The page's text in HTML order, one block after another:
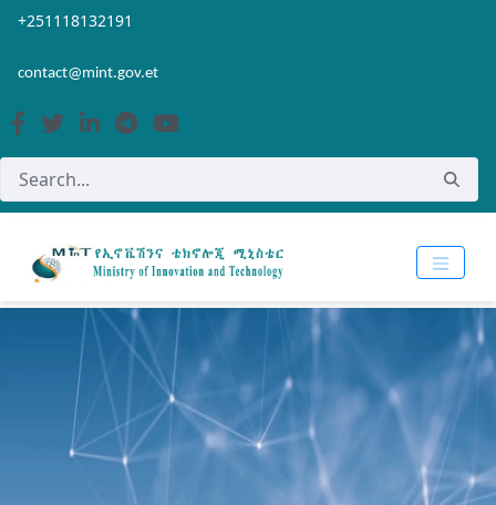
Skip to Main Content
Open Accessibility Menu
+251118132191
contact@mint.gov.et